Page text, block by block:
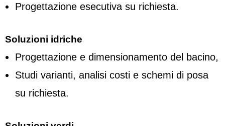
Progettazione esecutiva su richiesta.
Soluzioni idriche
Progettazione e dimensionamento del bacino,
Studi varianti, analisi costi e schemi di posa
su richiesta.